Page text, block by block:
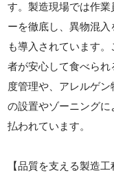
す。製造現場では作
ーを徹底し、異物混
も導入されています
者が安心して食べら
度管理や、アレルゲ
の設置やゾーニング
払われています。
【品質を支える製造工